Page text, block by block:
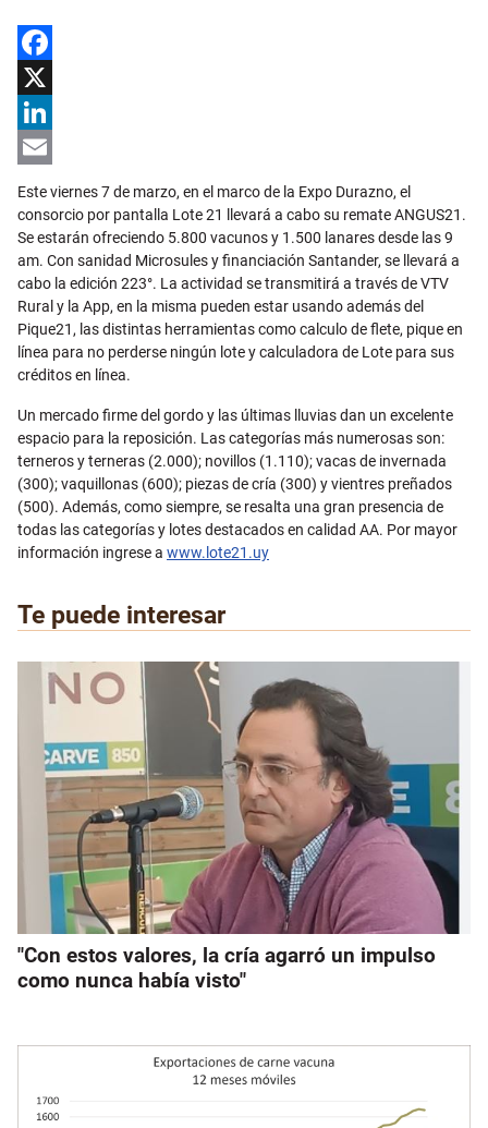
Facebook
X
LinkedIn
Este viernes 7 de marzo, en el marco de la Expo Durazno, el
consorcio por pantalla Lote 21 llevará a cabo su remate ANGUS21.
Se estarán ofreciendo 5.800 vacunos y 1.500 lanares desde las 9
am. Con sanidad Microsules y financiación Santander, se llevará a
cabo la edición 223°. La actividad se transmitirá a través de VTV
Rural y la App, en la misma pueden estar usando además del
Pique21, las distintas herramientas como calculo de flete, pique en
línea para no perderse ningún lote y calculadora de Lote para sus
créditos en línea.
Un mercado firme del gordo y las últimas lluvias dan un excelente
espacio para la reposición. Las categorías más numerosas son:
terneros y terneras (2.000); novillos (1.110); vacas de invernada
(300); vaquillonas (600); piezas de cría (300) y vientres preñados
(500). Además, como siempre, se resalta una gran presencia de
todas las categorías y lotes destacados en calidad AA. Por mayor
información ingrese a www.lote21.uy
Te puede interesar
"Con estos valores, la cría agarró un impulso
como nunca había visto"